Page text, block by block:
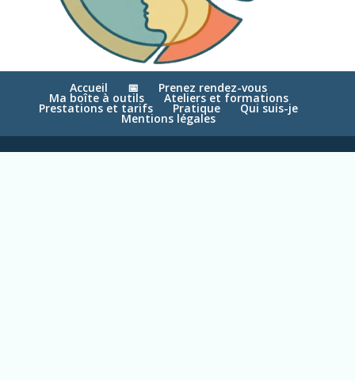
Accueil 📅 Prenez rendez-vous
Ma boîte à outils Ateliers et formations
Prestations et tarifs Pratique Qui suis-je
Mentions légales